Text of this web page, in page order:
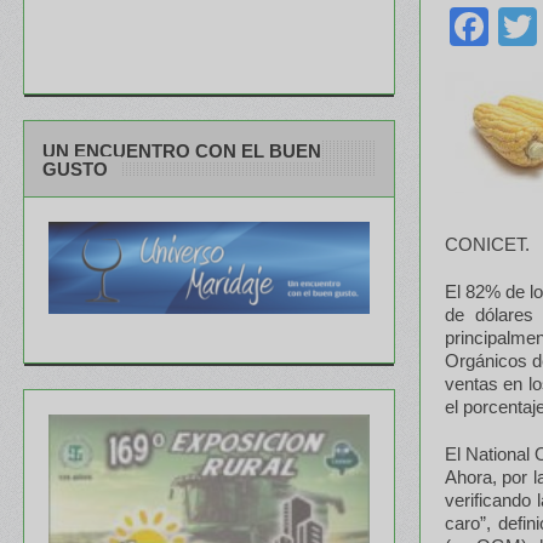
CONICET.
El 82% de
de dólares
Orgánicos
ventas en
el
El National
Ahora, por
verificando
caro”,
UN ENCUENTRO CON EL BUEN
GUSTO